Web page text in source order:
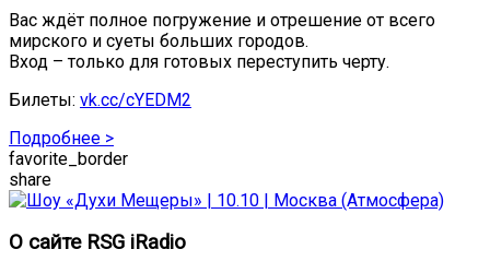
Вас ждёт полное погружение и отрешение от всего
мирского и суеты больших городов.
Вход – только для готовых переступить черту.
Билеты: vk.cc/cYEDM2
Подробнее >
favorite_border
share
О сайте RSG iRadio